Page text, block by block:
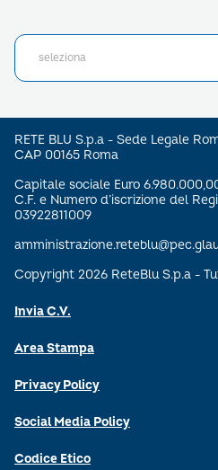
RETE BLU S.p.a - Sede Legale
CAP 00165 Roma
Capitale sociale Euro
C.F. e Numero d’iscrizione del
03922811009
Copyright 2026 ReteBlu S.p.a -
Invia C.V.
Area Stampa
Privacy Policy
Social Media Policy
Codice Etico